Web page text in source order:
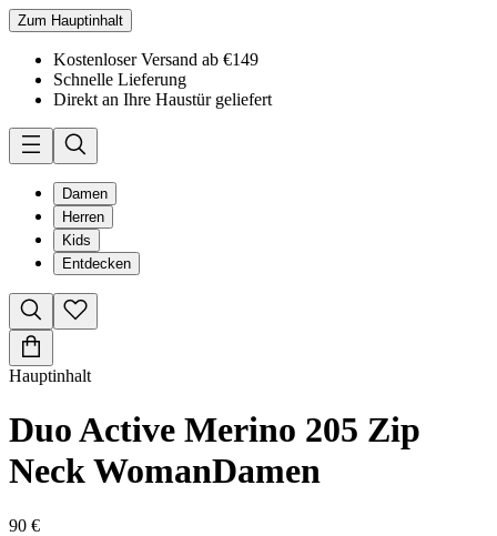
Zum Hauptinhalt
Kostenloser Versand ab €149
Schnelle Lieferung
Direkt an Ihre Haustür geliefert
Damen
Herren
Kids
Entdecken
Hauptinhalt
Duo Active Merino 205 Zip
Neck WomanDamen
90 €